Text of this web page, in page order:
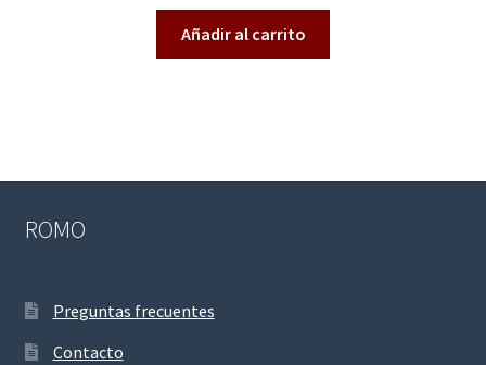
2.92de
5
Añadir al carrito
ROMO
Preguntas frecuentes
Contacto